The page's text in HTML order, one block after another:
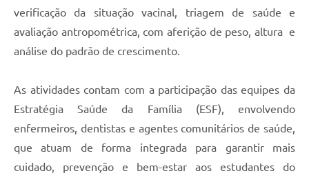
verificação da situação vacinal, triagem de saúde e
avaliação antropométrica, com aferição de peso, altura e
análise do padrão de crescimento.
As atividades contam com a participação das equipes da
Estratégia Saúde da Família (ESF), envolvendo
enfermeiros, dentistas e agentes comunitários de saúde,
que atuam de forma integrada para garantir mais
cuidado, prevenção e bem-estar aos estudantes do